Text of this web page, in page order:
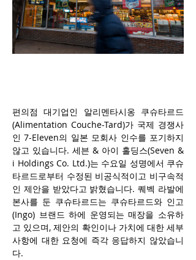
편의점 대기업인 알리멘타시옹 쿠슈타르드
(Alimentation Couche-Tard)가 국제 경쟁사
인 7-Eleven의 일본 모회사 인수를 포기하지
않고 있습니다. 세븐 & 아이 홀딩스(Seven &
i Holdings Co. Ltd.)는 수요일 성명에서 쿠슈
타르드로부터 수정된 비공식적이고 비구속적
인 제안을 받았다고 밝혔습니다. 퀘벡 라발에
본사를 둔 쿠슈타르드는 쿠슈타르드와 인고
(Ingo) 브랜드 하에 운영되는 매장을 소유하
고 있으며, 제안의 확인이나 가치에 대한 세부
사항에 대한 요청에 즉각 응답하지 않았습니
다.